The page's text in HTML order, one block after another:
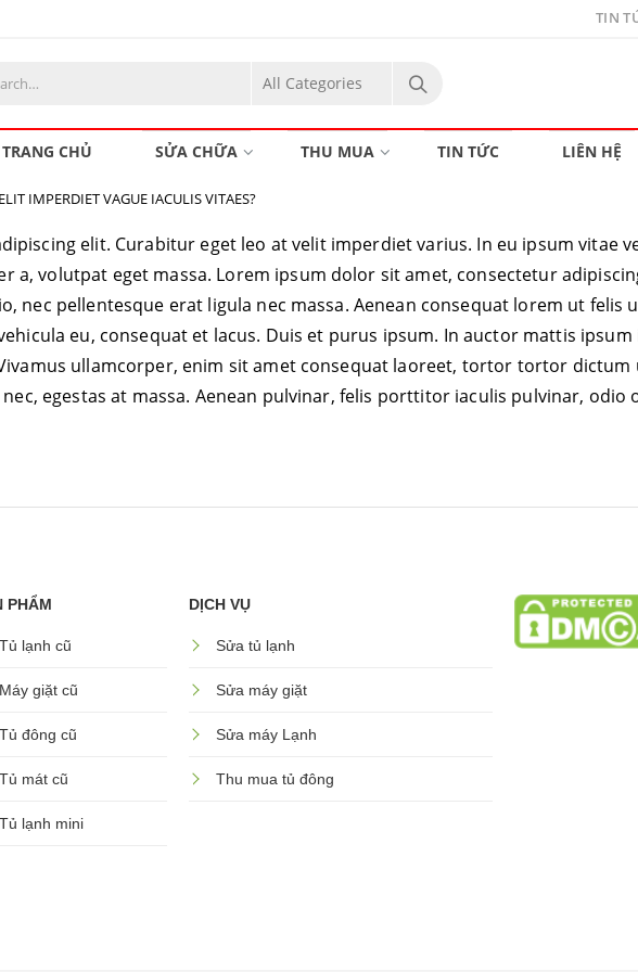
TIN
TRANG CHỦ SỬA CHỮA THU MUA TIN TỨC LIÊN HỆ
IMPERDIET VAGUE IACULIS VITAES?
elit. Curabitur eget leo at velit imperdiet varius. In eu ipsum vitae
a, volutpat eget massa. Lorem ipsum dolor sit amet, consectetur
nec pellentesque erat ligula nec massa. Aenean consequat lorem ut felis
eu, consequat et lacus. Duis et purus ipsum. In auctor mattis
ullamcorper, enim sit amet consequat laoreet, tortor tortor dictum
egestas at massa. Aenean pulvinar, felis porttitor iaculis pulvinar, odio
PHẨM
Tủ lạnh cũ
Máy giặt cũ
Tủ đông cũ
Tủ mát cũ
Tủ lạnh mini
DỊCH VỤ
Sửa tủ lạnh
Sửa máy giặt
Sửa máy Lạnh
Thu mua tủ đông